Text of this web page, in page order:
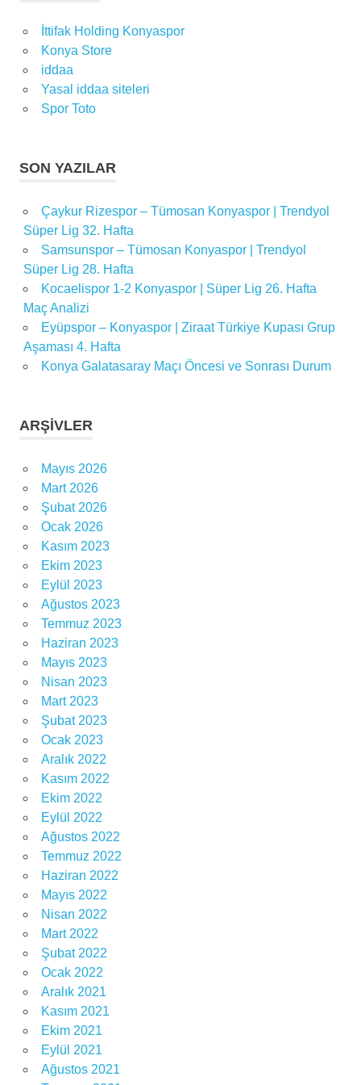
İttifak Holding Konyaspor
Konya Store
iddaa
Yasal iddaa siteleri
Spor Toto
SON YAZILAR
Çaykur Rizespor – Tümosan Konyaspor | Trendyol
Süper Lig 32. Hafta
Samsunspor – Tümosan Konyaspor | Trendyol
Süper Lig 28. Hafta
Kocaelispor 1-2 Konyaspor | Süper Lig 26. Hafta
Maç Analizi
Eyüpspor – Konyaspor | Ziraat Türkiye Kupası Grup
Aşaması 4. Hafta
Konya Galatasaray Maçı Öncesi ve Sonrası Durum
ARŞIVLER
Mayıs 2026
Mart 2026
Şubat 2026
Ocak 2026
Kasım 2023
Ekim 2023
Eylül 2023
Ağustos 2023
Temmuz 2023
Haziran 2023
Mayıs 2023
Nisan 2023
Mart 2023
Şubat 2023
Ocak 2023
Aralık 2022
Kasım 2022
Ekim 2022
Eylül 2022
Ağustos 2022
Temmuz 2022
Haziran 2022
Mayıs 2022
Nisan 2022
Mart 2022
Şubat 2022
Ocak 2022
Aralık 2021
Kasım 2021
Ekim 2021
Eylül 2021
Ağustos 2021